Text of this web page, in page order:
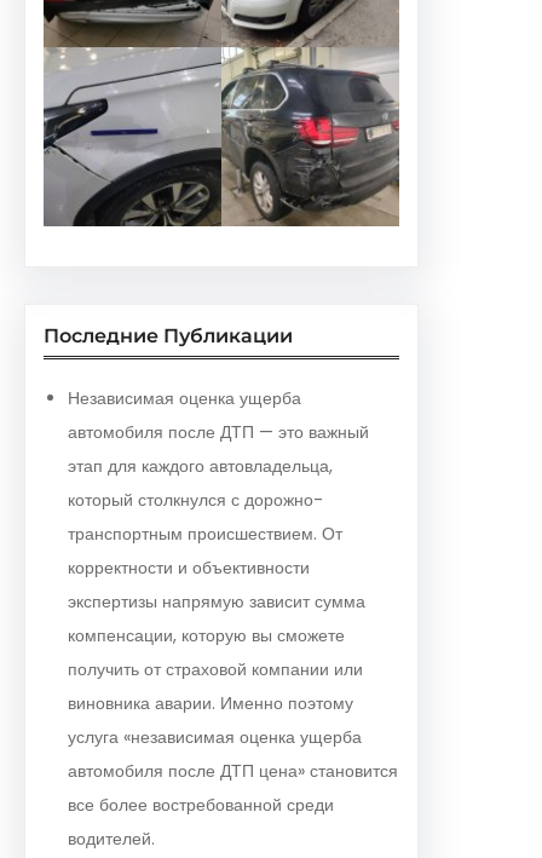
Последние Публикации
Независимая оценка ущерба
автомобиля после ДТП — это важный
этап для каждого автовладельца,
который столкнулся с дорожно-
транспортным происшествием. От
корректности и объективности
экспертизы напрямую зависит сумма
компенсации, которую вы сможете
получить от страховой компании или
виновника аварии. Именно поэтому
услуга «независимая оценка ущерба
автомобиля после ДТП цена» становится
все более востребованной среди
водителей.